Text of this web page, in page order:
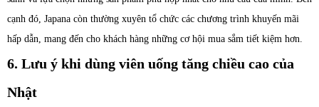
cạnh đó, Japana còn thường xuyên tổ chức các chương trình khuyến mãi
hấp dẫn, mang đến cho khách hàng những cơ hội mua sắm tiết kiệm hơn.
6. Lưu ý khi dùng viên uống tăng chiều cao của
Nhật